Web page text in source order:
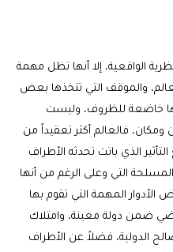
الواقعية، إلا أنها تظل مهمة
والموقف التي تتخذها بعض
خاضعة للظروف، وليست
فالعالم أكثر تعقيداً من
الذي باتت تحدثه الأطراف
التي وعلى الرغم من أنها
الأدوار المهمة التي تقوم بها
ضمن دولة معينة، وامتلاك
الدولية، فضلاً عن الأطراف